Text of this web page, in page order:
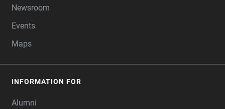
Newsroom
Events
Maps
INFORMATION FOR
Alumni